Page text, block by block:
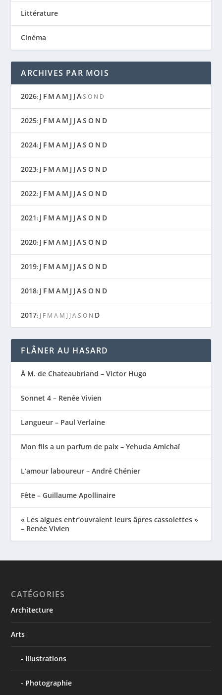
Littérature
Cinéma
ARCHIVES PAR MOIS
2026: J F M A M J J A S O N D
2025: J F M A M J J AS O N D
2024: J F M A M J J AS O N D
2023: J F M A M J J AS O N D
2022: J F M A M J J AS O N D
2021: J F M A M J J AS O N D
2020: J F M A M J J AS O N D
2019: J F M A M J J AS O N D
2018: J F M A M J J AS O N D
2017: J F M A M J J A S O N D
FLÂNER AU HASARD
À M. de Chateaubriand – Victor Hugo
Sonnet 4 – Renée Vivien
Langueur – Paul Verlaine
Mon fils a un parfum de paix – Yehuda Amichaï
L’amour laboureur – André Chénier
Fête – Guillaume Apollinaire
« Les algues entr’ouvraient leurs âpres cassolettes »
– Renée Vivien
CATÉGORIES
Architecture
Arts
Illustrations
Photographie